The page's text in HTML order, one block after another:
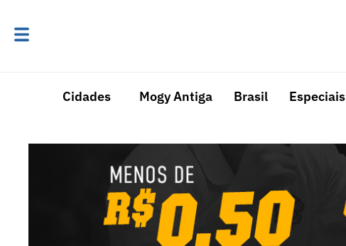
Cidades Mogy Antiga Brasil Especiais